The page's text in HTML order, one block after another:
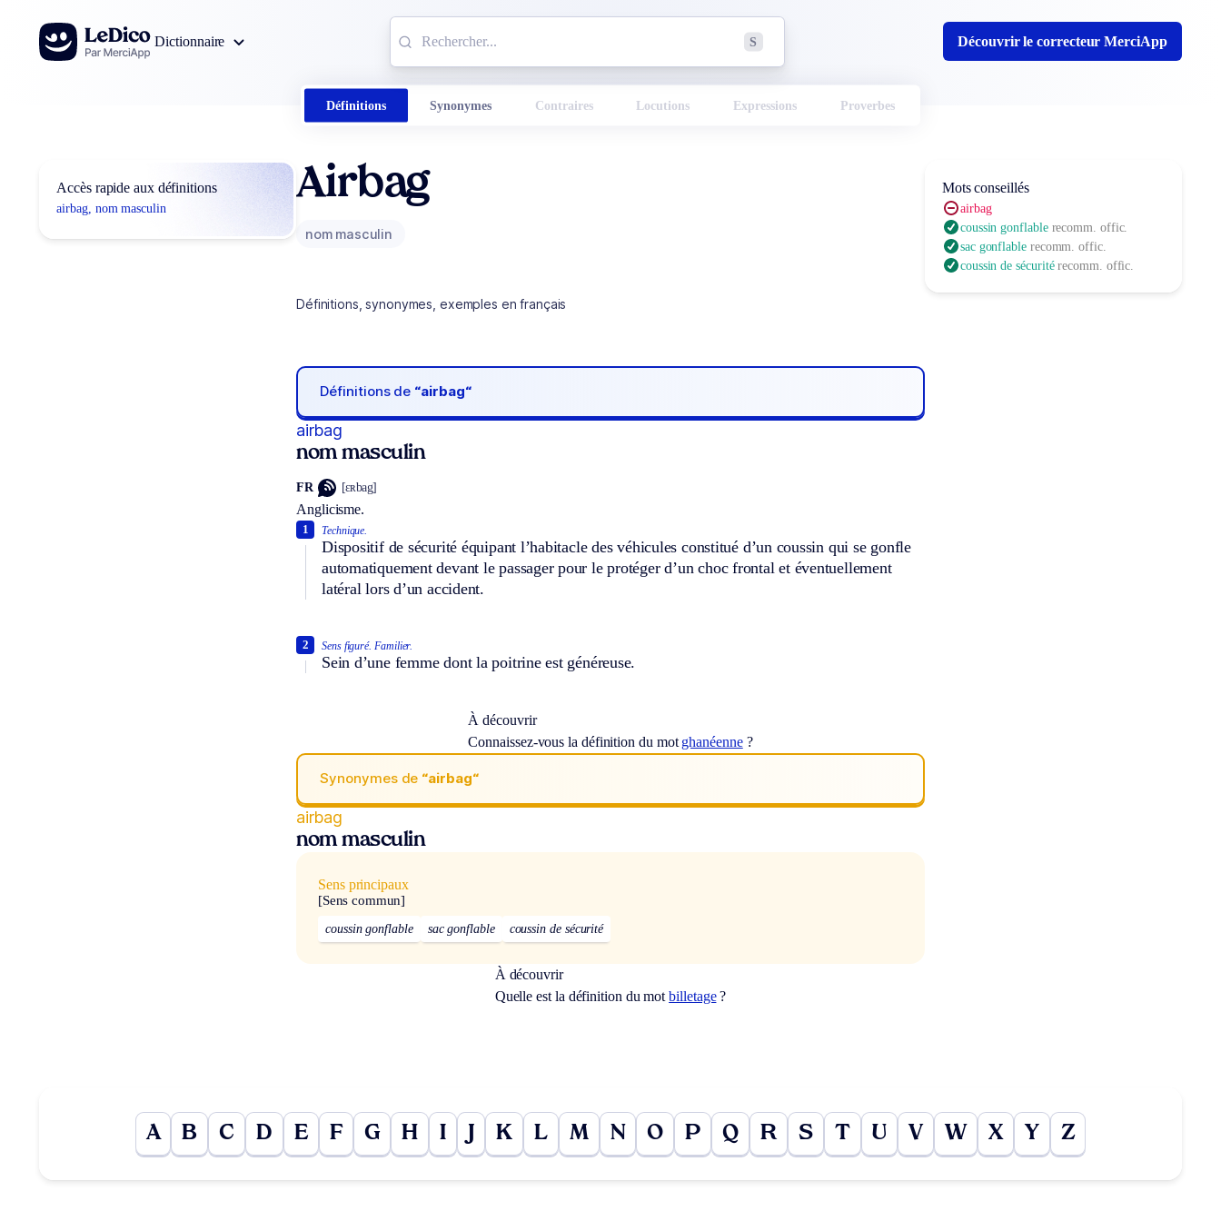
Aller au contenu
Dictionnaire
S Découvrir le correcteur MerciApp
Définitions Synonymes Contraires Locutions Expressions Proverbes
Accès rapide aux définitions
airbag, nom masculin
Airbag
nom masculin
Définitions, synonymes, exemples en français
Définitions de “airbag“
airbag
nom masculin
FR [ɛʀbag]
Anglicisme.
Technique.
Dispositif de sécurité équipant l’habitacle des véhicules constitué d’un coussin qui se gonfle
automatiquement devant le passager pour le protéger d’un choc frontal et éventuellement
latéral lors d’un accident.
1
Sens figuré. Familier.
Sein d’une femme dont la poitrine est généreuse.
2
À découvrir
Connaissez-vous la définition du mot ghanéenne?
Synonymes de “airbag“
airbag
nom masculin
Sens principaux
[Sens commun]
coussin gonflable sac gonflable coussin de sécurité
À découvrir
Quelle est la définition du motbilletage?
Mots conseillés
airbag
coussin gonflable recomm. offic.
sac gonflable recomm. offic.
coussin de sécuritérecomm. offic.
A B C D E F G H I J K L M N O P Q R S T U V W X Y Z